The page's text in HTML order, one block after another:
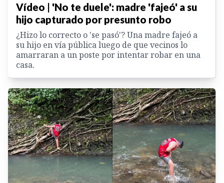
Vídeo | 'No te duele': madre 'fajeó' a su
hijo capturado por presunto robo
¿Hizo lo correcto o 'se pasó'? Una madre fajeó a
su hijo en vía pública luego de que vecinos lo
amarraran a un poste por intentar robar en una
casa.